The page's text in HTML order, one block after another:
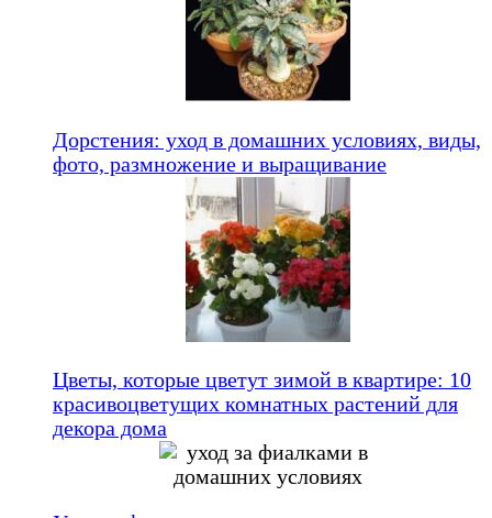
Дорстения: уход в домашних условиях, виды,
фото, размножение и выращивание
Цветы, которые цветут зимой в квартире: 10
красивоцветущих комнатных растений для
декора дома